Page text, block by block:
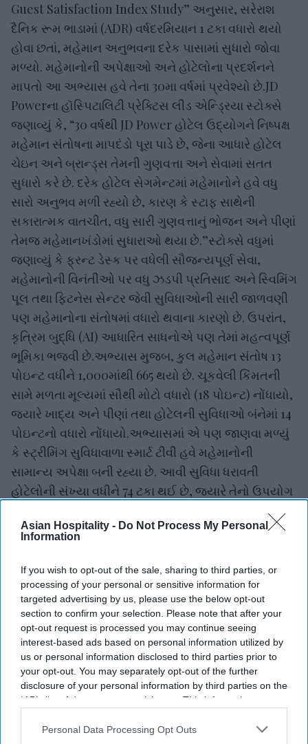
Asian Hospitality - Do Not Process My Personal
Information
If you wish to opt-out of the sale, sharing to third parties, or
processing of your personal or sensitive information for
targeted advertising by us, please use the below opt-out
section to confirm your selection. Please note that after your
opt-out request is processed you may continue seeing
interest-based ads based on personal information utilized by
us or personal information disclosed to third parties prior to
your opt-out. You may separately opt-out of the further
disclosure of your personal information by third parties on the
IAB’s list of downstream participants. This information may
Downstream Participantsthat may further disclose it to other
Personal Data Processing Opt Outs
Guest Satisfaction Index Study” અનુસાર, સરેરાશ
દૈનિક રૂમ ભાડામાં (ADR) વર્ષદરમિયાન 1 ટકા વધારો થયો
હોવા છતાં, મહેમાન અનુભવના દરેક પાસામાં સુધારો જોવા
મળ્યો. મહેમાનોની અપેક્ષાઓ અને હોટેલોના પ્રદર્શનને
માપતો આ અભ્યાસ હવે તેના 30મા વર્ષમાં પ્રવેશ્યો છે.JD
Powerના હૉસ્પિટાલિટી પ્રેક્ટિસ લીડ એન્ડ્રિયા સ્ટોક્સે
જણાવ્યું કે, “30 વર્ષથી JD Power હોટેલ ઉદ્યોગને નિષ્પક્ષ
મહેમાન સંતોષના માપદંડો પૂરા પાડે છે, જેના આધારે હોટેલ
ચેઇન અને બ્રાન્ડ્સ તેમની ગુણવત્તા અને સેવામાં સતત
સુધારો કરે છે. દરેક હોટેલ સેગમેન્ટમાં મહેમાનોને હવે વધુ
સારો અનુભવ મળી રહ્યો છે, કારણ કે સ્ટાફ સાથેની
સકારાત્મક વાતચીત, વધુ સારી ગુણવત્તાનું ભોજન અને પીણાં
તેમજ મહેમાનખંડોમાં સુધારાઓ થયા છે.”સ્ટોક્સે વધુમાં
જણાવ્યું કે ફ્રન્ટ ડેસ્ક પર વધેલી સૌજન્યપૂર્ણ સેવા,
મહેમાનોની વિનંતીઓ પર વધુ ઝડપી પ્રતિસાદ અને સ્વિમિંગ
પૂલ તથા ફિટનેસ સેન્ટર જેવી સુવિધાઓની સારી જાળવણી
પણ મહેમાનોના સંતોષમાં વધારો થવાના કારણો છે. ઉપરાંત,
કૃત્રિમ બુદ્ધિ (AI) આધારિત સાધનોએ પણ તેમાં મહત્વપૂર્ણ
ભૂમિકા ભજવી છે.અભ્યાસ મુજબ, કુલ મહેમાન સંતોષ 13
પોઇન્ટ વધીને 1,000માંથી 665 થયો છે. ચૂકવેલી કિંમતની
સામે મળતા મૂલ્યમાં સૌથી મોટો વધારો (18 પોઇન્ટ) નોંધાયો,
જ્યારે ખાદ્ય અને પીણાં તથા હોટેલની સુવિધાઓ બંનેમાં 14
પોઇન્ટનો વધારો નોંધાયો.અભ્યાસમાં એ પણ જાણવા મળ્યું
કે સ્ટ્રીમિંગ સુવિધાવાળા સ્માર્ટ ટીવી હવે મહેમાનોની
સામાન્ય અપેક્ષા બની રહ્યા છે. આવી સુવિધા ધરાવતી
હોટેલોની સંખ્યા વધીને 74 ટકા થઈ છે, જ્યારે તેનો ઉપયોગ
કરતા મહેમાનોનો હિસ્સો વધીને 62 ટકા થયો છે. બંનેમાં ગયા
વર્ષની સરખામણીએ 2 ટકાનો વધારો નોંધાયો.અહેવાલ મુજબ
મહેમાનો માટે મહત્વપૂર્ણ છે. દૈનિક હાઉસકીપિંગ 46 ટકા
સાથે પ્રથમ સ્થાને રહ્યું, ત્યારબાદ ફિલ્ટર કરેલા પાણીના
સ્ટેશન 30 ટકા અને ફિટનેસ સેન્ટર 21 ટકા સાથે
રહ્યા.અહેવાલમાં હોટેલ વિશે માહિતી મેળવવા માટે AIના
ઉપયોગનું પણ વિશ્લેષણ કરવામાં આવ્યું. AIનો ઉપયોગ
કરનારામાં જનરેશન Yનો હિસ્સો 49 ટકા હતો, જ્યારે
જનરેશન Zનો હિસ્સો 23 ટકા રહ્યો.અભ્યાસ મુજબ,
લક્ઝરી સેગમેન્ટમાં The Ritz-Carlton સતત બીજા વર્ષે
785 સ્કોર સાથે પ્રથમ સ્થાને રહ્યું. અપ્પર-અપસ્કેલ